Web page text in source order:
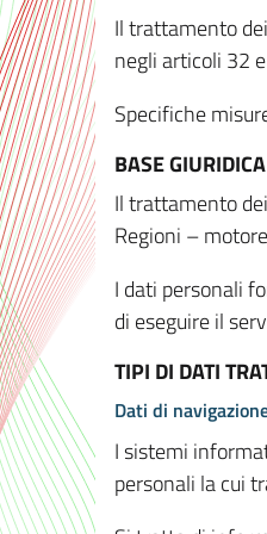
Il trattamento
negli articoli 32
Specifiche
BASE
Il trattamento
Regioni –
I dati personali
di eseguire il
TIPI DI DATI
Dati di
I sistemi
personali la cui